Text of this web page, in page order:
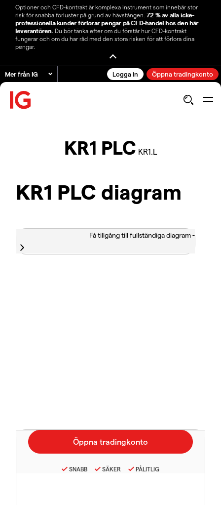
Optioner och CFD-kontrakt är komplexa instrument som innebär stor
risk för snabba förluster på grund av hävstången. 72 % av alla icke-
professionella kunder förlorar pengar på CFD-handel hos den här
leverantören. Du bör tänka efter om du förstår hur CFD-kontrakt
fungerar och om du har råd med den stora risken för att förlora dina
pengar.
Mer från IG Logga in Öppna tradingkonto
KR1 PLC KR1.L
KR1 PLC diagram
Få tillgång till fullständiga diagram -
SNABB SÄKER PÅLITLIG